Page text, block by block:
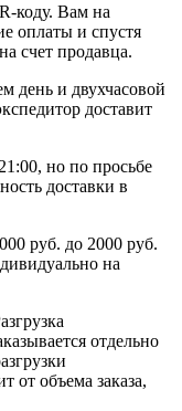
коду. Вам на
оплаты и спустя
счет продавца.
день и двухчасовой
доставит
но по просьбе
доставки в
руб. до 2000 руб.
на
отдельно
от объема заказа,